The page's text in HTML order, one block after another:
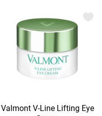
Valmont V-Line Lifting Eye